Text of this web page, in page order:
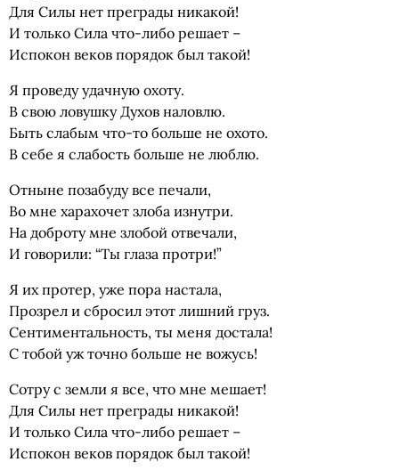
Для Силы нет преграды никакой!
И только Сила что-либо решает –
Испокон веков порядок был такой!
Я проведу удачную охоту.
В свою ловушку Духов наловлю.
Быть слабым что-то больше не охото.
В себе я слабость больше не люблю.
Отныне позабуду все печали,
Во мне харахочет злоба изнутри.
На доброту мне злобой отвечали,
И говорили: “Ты глаза протри!”
Я их протер, уже пора настала,
Прозрел и сбросил этот лишний груз.
Сентиментальность, ты меня достала!
С тобой уж точно больше не вожусь!
Сотру с земли я все, что мне мешает!
Для Силы нет преграды никакой!
И только Сила что-либо решает –
Испокон веков порядок был такой!